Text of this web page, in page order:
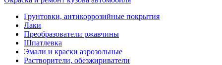
Грунтовки, антикоррозийные покрытия
Лаки
Преобразователи ржавчины
Шпатлевка
Эмали и краски аэрозольные
Растворители, обезжириватели